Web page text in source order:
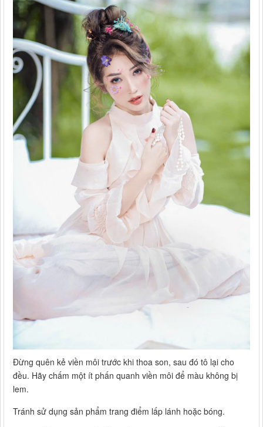
Đừng quên kẻ viền môi trước khi thoa son, sau đó tô lại cho
đều. Hãy chấm một ít phấn quanh viền môi để màu không bị
lem.
Tránh sử dụng sản phẩm trang điểm lấp lánh hoặc bóng.